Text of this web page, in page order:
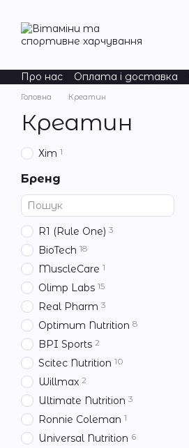
Про нас Оплата і доставка
ChildLife Essentials
Головна Креатин
Креатин
Хіт 1
Бренд
R1 (Rule One) 3
BioTech 18
MuscleCare 1
Olimp Labs 15
Real Pharm 3
Optimum Nutrition 8
BPI Sports 2
Scitec Nutrition 10
Willmax 2
Ultimate Nutrition 3
Ronnie Coleman 1
Universal Nutrition 6